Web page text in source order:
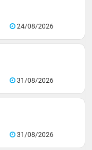
24/08/2026
31/08/2026
31/08/2026